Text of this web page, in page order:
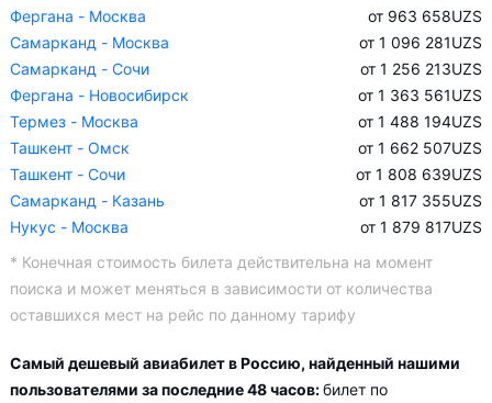
Фергана - Москва
от 963 658UZS
Самарканд - Москва
от 1 096 281UZS
Самарканд - Сочи
от 1 256 213UZS
Фергана - Новосибирск
от 1 363 561UZS
Термез - Москва
от 1 488 194UZS
Ташкент - Омск
от 1 662 507UZS
Ташкент - Сочи
от 1 808 639UZS
Самарканд - Казань
от 1 817 355UZS
Нукус - Москва
от 1 879 817UZS
* Конечная стоимость билета действительна на момент
поиска и может меняться в зависимости от количества
оставшихся мест на рейс по данному тарифу
Самый дешевый авиабилет в Россию, найденный нашими
пользователями за последние 48 часов:билет по